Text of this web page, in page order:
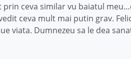
ceva similar vu baiatul
ceva mult mai putin grav.
viata. Dumnezeu sa le dea